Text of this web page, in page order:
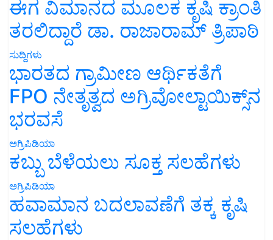
ಈಗ ವಿಮಾನದ ಮೂಲಕ ಕೃಷಿ ಕ್ರಾಂತಿ
ತರಲಿದ್ದಾರೆ ಡಾ. ರಾಜಾರಾಮ್ ತ್ರಿಪಾಠಿ
ಸುದ್ದಿಗಳು
ಭಾರತದ ಗ್ರಾಮೀಣ ಆರ್ಥಿಕತೆಗೆ
FPO ನೇತೃತ್ವದ ಅಗ್ರಿವೋಲ್ಟಾಯಿಕ್ಸ್‌ನ
ಭರವಸೆ
ಅಗ್ರಿಪಿಡಿಯಾ
ಕಬ್ಬು ಬೆಳೆಯಲು ಸೂಕ್ತ ಸಲಹೆಗಳು
ಅಗ್ರಿಪಿಡಿಯಾ
ಹವಾಮಾನ ಬದಲಾವಣೆಗೆ ತಕ್ಕ ಕೃಷಿ
ಸಲಹೆಗಳು